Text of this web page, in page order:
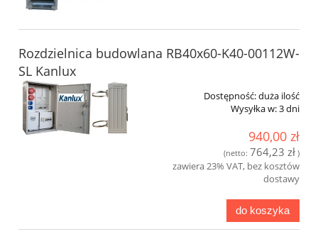
Rozdzielnica budowlana RB40x60-K40-00112W-
SL Kanlux
Dostępność:duża ilość
Wysyłka w:3 dni
940,00 zł
(netto: 764,23 zł )
zawiera 23% VAT, bez kosztów
dostawy
do koszyka